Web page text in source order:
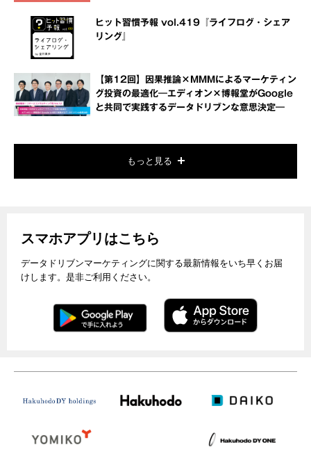
ヒット習慣予報 vol.419『ライフログ・シェア
リング』
【第12回】因果推論×MMMによるマーケティン
グ投資の最適化―エディオン×博報堂がGoogle
と共同で実践するデータドリブンな意思決定―
もっと見る
スマホアプリはこちら
データドリブンマーケティングに関する最新情報をいち早くお届
けします。是非ご利用ください。